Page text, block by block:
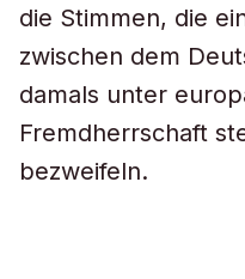
die Stimmen, die
zwischen dem
damals unter
Fremdherrschaft
bezweifeln.